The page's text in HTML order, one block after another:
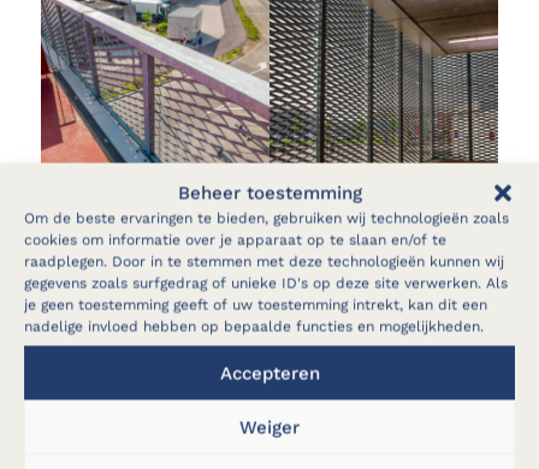
Beheer toestemming
Om de beste ervaringen te bieden, gebruiken wij technologieën zoals
cookies om informatie over je apparaat op te slaan en/of te
raadplegen. Door in te stemmen met deze technologieën kunnen wij
gegevens zoals surfgedrag of unieke ID's op deze site verwerken. Als
je geen toestemming geeft of uw toestemming intrekt, kan dit een
nadelige invloed hebben op bepaalde functies en mogelijkheden.
Accepteren
Weiger